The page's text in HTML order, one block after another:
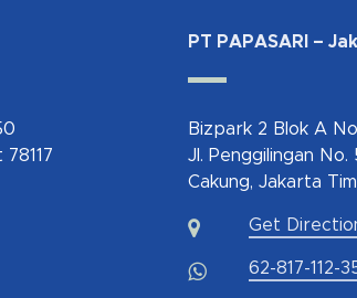
PT PAPASARI –
Bizpark 2 Blok A
Jl. Penggilingan No.
Cakung, Jakarta
Get
62-817-112-